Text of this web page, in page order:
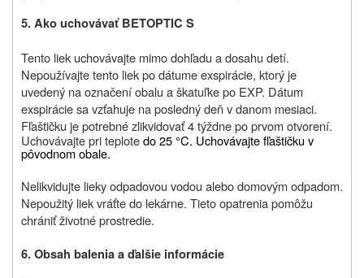
5. Ako uchovávať BETOPTIC S
Tento liek uchovávajte mimo dohľadu a dosahu detí.
Nepoužívajte tento liek po dátume exspirácie, ktorý je
uvedený na označení obalu a škatuľke po EXP. Dátum
exspirácie sa vzťahuje na posledný deň v danom mesiaci.
Fľaštičku je potrebné zlikvidovať 4 týždne po prvom otvorení.
Uchovávajte pri teplotedo 25 °C. Uchovávajte fľaštičku v
pôvodnom obale.
Nelikvidujte lieky odpadovou vodou alebo domovým odpadom.
Nepoužitý liek vráťte do lekárne. Tieto opatrenia pomôžu
chrániť životné prostredie.
6. Obsah balenia a ďalšie informácie